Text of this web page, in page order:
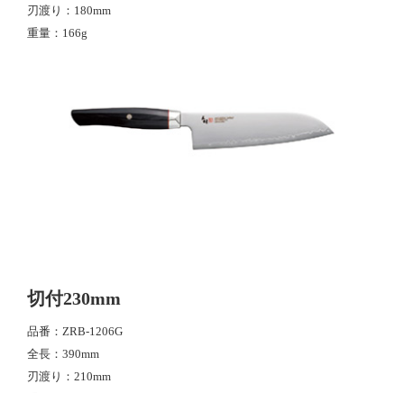
刃渡り
180mm
重量
166g
切付230mm
品番
ZRB-1206G
全長
390mm
刃渡り
210mm